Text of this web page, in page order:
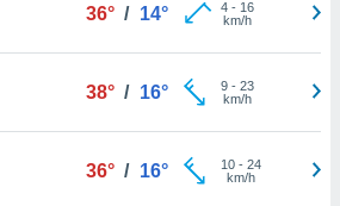
36° / 14° 4- 16
km/h
38° / 16° 9- 23
km/h
36° / 16° 10- 24
km/h